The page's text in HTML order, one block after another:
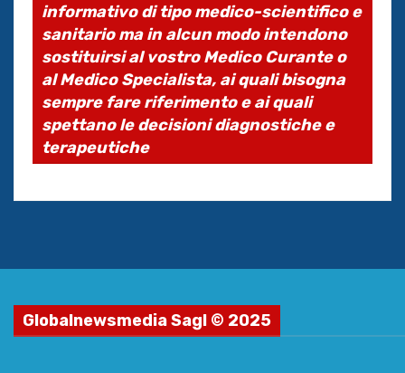
informativo di tipo medico-scientifico e
sanitario ma in alcun modo intendono
sostituirsi al vostro Medico Curante o
al Medico Specialista, ai quali bisogna
sempre fare riferimento e ai quali
spettano le decisioni diagnostiche e
terapeutiche
Globalnewsmedia Sagl © 2025